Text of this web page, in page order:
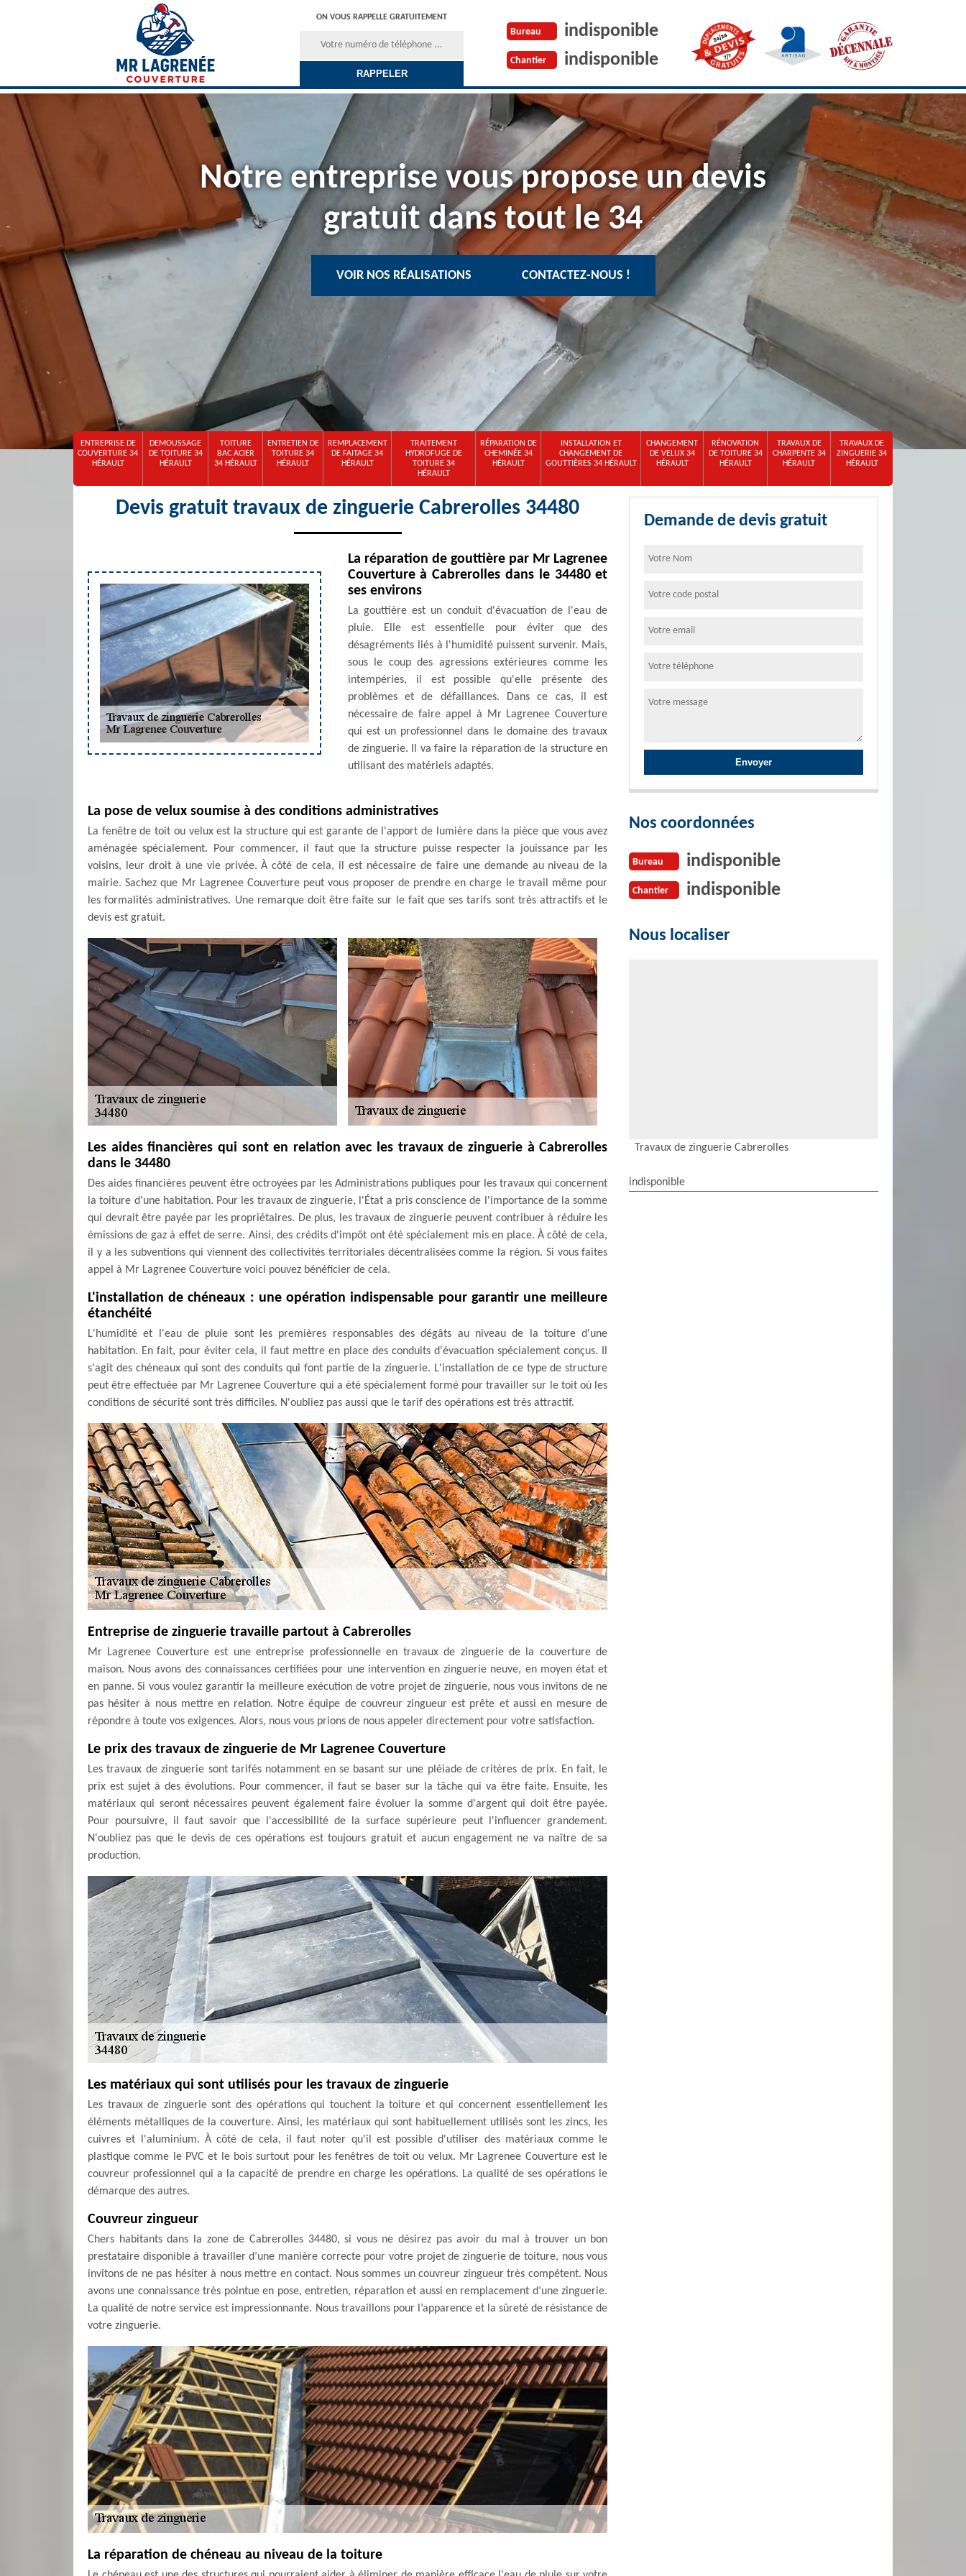
ON VOUS RAPPELLE GRATUITEMENT
Bureau indisponible
Chantier indisponible
Notre entreprise vous propose un devis
gratuit dans tout le 34
VOIR NOS RÉALISATIONS CONTACTEZ-NOUS !
ENTREPRISE DE
COUVERTURE 34
HÉRAULT
DEMOUSSAGE
DE TOITURE 34
HÉRAULT
TOITURE
BAC ACIER
34 HÉRAULT
ENTRETIEN DE
TOITURE 34
HÉRAULT
REMPLACEMENT
DE FAITAGE 34
HÉRAULT
TRAITEMENT
HYDROFUGE DE
TOITURE 34
HÉRAULT
RÉPARATION DE
CHEMINÉE 34
HÉRAULT
INSTALLATION ET
CHANGEMENT DE
GOUTTIÈRES 34 HÉRAULT
CHANGEMENT
DE VELUX 34
HÉRAULT
RÉNOVATION
DE TOITURE 34
HÉRAULT
TRAVAUX DE
CHARPENTE 34
HÉRAULT
TRAVAUX DE
ZINGUERIE 34
HÉRAULT
Devis gratuit travaux de zinguerie Cabrerolles 34480
La réparation de gouttière par Mr Lagrenee
Couverture à Cabrerolles dans le 34480 et
ses environs
La gouttière est un conduit d'évacuation de l'eau de
pluie. Elle est essentielle pour éviter que des
désagréments liés à l'humidité puissent survenir. Mais,
sous le coup des agressions extérieures comme les
intempéries, il est possible qu'elle présente des
problèmes et de défaillances. Dans ce cas, il est
nécessaire de faire appel à Mr Lagrenee Couverture
qui est un professionnel dans le domaine des travaux
de zinguerie. Il va faire la réparation de la structure en
utilisant des matériels adaptés.
La pose de velux soumise à des conditions administratives
La fenêtre de toit ou velux est la structure qui est garante de l'apport de lumière dans la pièce que vous avez
aménagée spécialement. Pour commencer, il faut que la structure puisse respecter la jouissance par les
voisins, leur droit à une vie privée. À côté de cela, il est nécessaire de faire une demande au niveau de la
mairie. Sachez que Mr Lagrenee Couverture peut vous proposer de prendre en charge le travail même pour
les formalités administratives. Une remarque doit être faite sur le fait que ses tarifs sont très attractifs et le
devis est gratuit.
Les aides financières qui sont en relation avec les travaux de zinguerie à Cabrerolles
dans le 34480
Des aides financières peuvent être octroyées par les Administrations publiques pour les travaux qui concernent
la toiture d'une habitation. Pour les travaux de zinguerie, l'État a pris conscience de l'importance de la somme
qui devrait être payée par les propriétaires. De plus, les travaux de zinguerie peuvent contribuer à réduire les
émissions de gaz à effet de serre. Ainsi, des crédits d'impôt ont été spécialement mis en place. À côté de cela,
il y a les subventions qui viennent des collectivités territoriales décentralisées comme la région. Si vous faites
appel à Mr Lagrenee Couverture voici pouvez bénéficier de cela.
L'installation de chéneaux : une opération indispensable pour garantir une meilleure
étanchéité
L'humidité et l'eau de pluie sont les premières responsables des dégâts au niveau de la toiture d'une
habitation. En fait, pour éviter cela, il faut mettre en place des conduits d'évacuation spécialement conçus. Il
s'agit des chéneaux qui sont des conduits qui font partie de la zinguerie. L'installation de ce type de structure
peut être effectuée par Mr Lagrenee Couverture qui a été spécialement formé pour travailler sur le toit où les
conditions de sécurité sont très difficiles. N'oubliez pas aussi que le tarif des opérations est très attractif.
Entreprise de zinguerie travaille partout à Cabrerolles
Mr Lagrenee Couverture est une entreprise professionnelle en travaux de zinguerie de la couverture de
maison. Nous avons des connaissances certifiées pour une intervention en zinguerie neuve, en moyen état et
en panne. Si vous voulez garantir la meilleure exécution de votre projet de zinguerie, nous vous invitons de ne
pas hésiter à nous mettre en relation. Notre équipe de couvreur zingueur est prête et aussi en mesure de
répondre à toute vos exigences. Alors, nous vous prions de nous appeler directement pour votre satisfaction.
Le prix des travaux de zinguerie de Mr Lagrenee Couverture
Les travaux de zinguerie sont tarifés notamment en se basant sur une pléiade de critères de prix. En fait, le
prix est sujet à des évolutions. Pour commencer, il faut se baser sur la tâche qui va être faite. Ensuite, les
matériaux qui seront nécessaires peuvent également faire évoluer la somme d'argent qui doit être payée.
Pour poursuivre, il faut savoir que l'accessibilité de la surface supérieure peut l'influencer grandement.
N'oubliez pas que le devis de ces opérations est toujours gratuit et aucun engagement ne va naître de sa
production.
Les matériaux qui sont utilisés pour les travaux de zinguerie
Les travaux de zinguerie sont des opérations qui touchent la toiture et qui concernent essentiellement les
éléments métalliques de la couverture. Ainsi, les matériaux qui sont habituellement utilisés sont les zincs, les
cuivres et l'aluminium. À côté de cela, il faut noter qu'il est possible d'utiliser des matériaux comme le
plastique comme le PVC et le bois surtout pour les fenêtres de toit ou velux. Mr Lagrenee Couverture est le
couvreur professionnel qui a la capacité de prendre en charge les opérations. La qualité de ses opérations le
démarque des autres.
Couvreur zingueur
Chers habitants dans la zone de Cabrerolles 34480, si vous ne désirez pas avoir du mal à trouver un bon
prestataire disponible à travailler d’une manière correcte pour votre projet de zinguerie de toiture, nous vous
invitons de ne pas hésiter à nous mettre en contact. Nous sommes un couvreur zingueur très compétent. Nous
avons une connaissance très pointue en pose, entretien, réparation et aussi en remplacement d’une zinguerie.
La qualité de notre service est impressionnante. Nous travaillons pour l’apparence et la sûreté de résistance de
votre zinguerie.
La réparation de chéneau au niveau de la toiture
Demande de devis gratuit
Nos coordonnées
Bureau indisponible
Chantier indisponible
Nous localiser
Travaux de zinguerie Cabrerolles
indisponible